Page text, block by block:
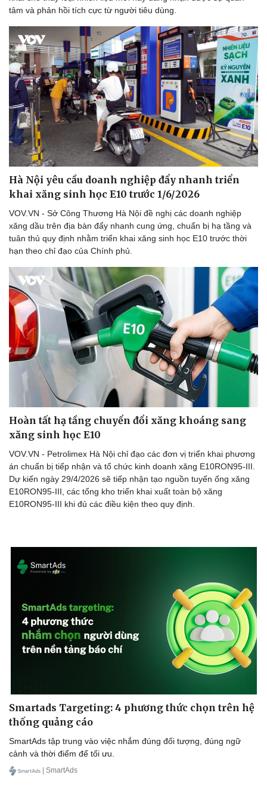
Doanh nghiệp
Thông tin doanh nghiệp
Doanh nghiệp 24h
Doanh nhân
Vì cộng đồng
Công nghệ
Sành điệu
Tin Công nghệ
Trải nghiệm
Chuyển đổi số
tâm và phản hồi tích cực từ người tiêu dùng.
Hà Nội yêu cầu doanh nghiệp đẩy nhanh triển
khai xăng sinh học E10 trước 1/6/2026
VOV.VN - Sở Công Thương Hà Nội đề nghị các doanh nghiệp
xăng dầu trên địa bàn đẩy nhanh cung ứng, chuẩn bị hạ tầng và
tuân thủ quy định nhằm triển khai xăng sinh học E10 trước thời
hạn theo chỉ đạo của Chính phủ.
Hoàn tất hạ tầng chuyển đổi xăng khoáng sang
xăng sinh học E10
VOV.VN - Petrolimex Hà Nội chỉ đạo các đơn vị triển khai phương
án chuẩn bị tiếp nhận và tổ chức kinh doanh xăng E10RON95-III.
Dự kiến ngày 29/4/2026 sẽ tiếp nhận tạo nguồn tuyến ống xăng
E10RON95-III, các tổng kho triển khai xuất toàn bộ xăng
E10RON95-III khi đủ các điều kiện theo quy định.
Smartads Targeting: 4 phương thức chọn trên hệ
thống quảng cáo
SmartAds tập trung vào việc nhắm đúng đối tượng, đúng ngữ
cảnh và thời điểm để tối ưu.
| SmartAds